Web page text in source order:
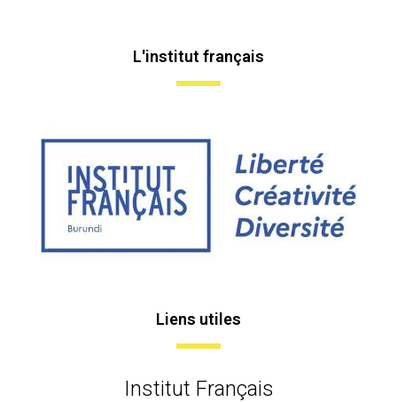
L'institut français
Liens utiles
Institut Français